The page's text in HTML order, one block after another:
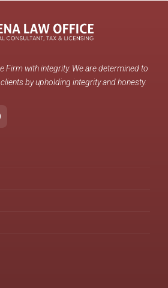
Firm with integrity. We are determined to
by upholding integrity and honesty.